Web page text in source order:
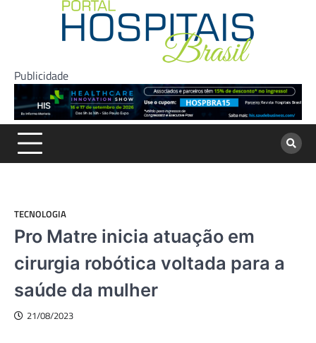
Publicidade
TECNOLOGIA
Pro Matre inicia atuação em
cirurgia robótica voltada para a
saúde da mulher
21/08/2023